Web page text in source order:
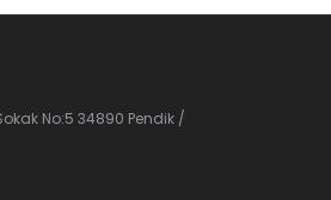
No:5 34890 Pendik /